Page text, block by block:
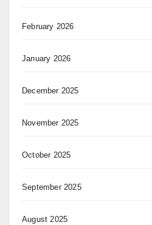
February 2026
January 2026
December 2025
November 2025
October 2025
September 2025
August 2025